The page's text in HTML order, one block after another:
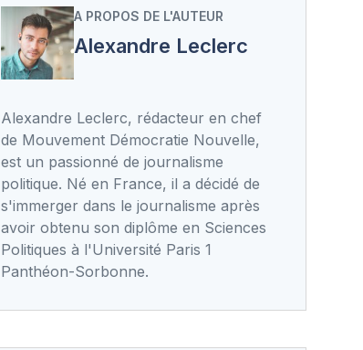
A PROPOS DE L'AUTEUR
Alexandre Leclerc
Alexandre Leclerc, rédacteur en chef
de Mouvement Démocratie Nouvelle,
est un passionné de journalisme
politique. Né en France, il a décidé de
s'immerger dans le journalisme après
avoir obtenu son diplôme en Sciences
Politiques à l'Université Paris 1
Panthéon-Sorbonne.